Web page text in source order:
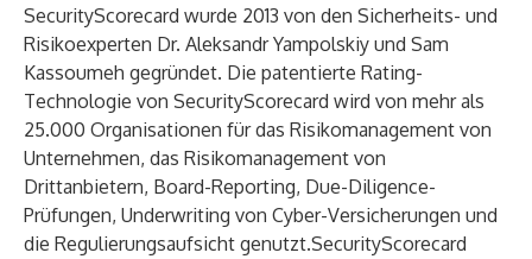
SecurityScorecard wurde 2013 von den Sicherheits- und
Risikoexperten Dr. Aleksandr Yampolskiy und Sam
Kassoumeh gegründet. Die patentierte Rating-
Technologie von SecurityScorecard wird von mehr als
25.000 Organisationen für das Risikomanagement von
Unternehmen, das Risikomanagement von
Drittanbietern, Board-Reporting, Due-Diligence-
Prüfungen, Underwriting von Cyber-Versicherungen und
die Regulierungsaufsicht genutzt.SecurityScorecard